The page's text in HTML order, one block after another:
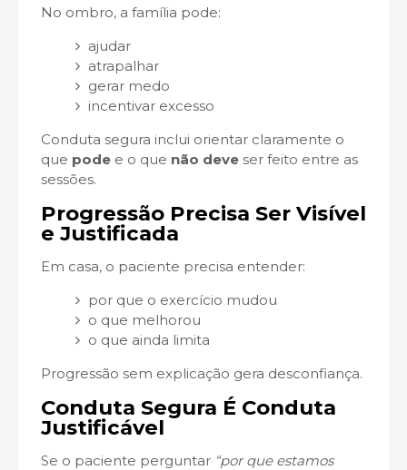
No ombro, a família pode:
ajudar
atrapalhar
gerar medo
incentivar excesso
Conduta segura inclui orientar claramente o
que pode e o que não deve ser feito entre as
sessões.
Progressão Precisa Ser Visível
e Justificada
Em casa, o paciente precisa entender:
por que o exercício mudou
o que melhorou
o que ainda limita
Progressão sem explicação gera desconfiança.
Conduta Segura É Conduta
Justificável
Se o paciente perguntar “por que estamos